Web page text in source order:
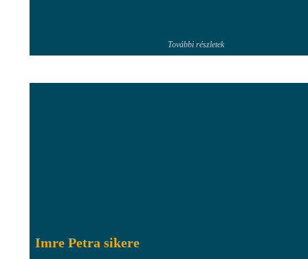
További részletek
Imre Petra sikere